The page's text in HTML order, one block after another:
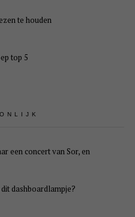
te houden
top 5
een concert van Sor, en
dashboardlampje?